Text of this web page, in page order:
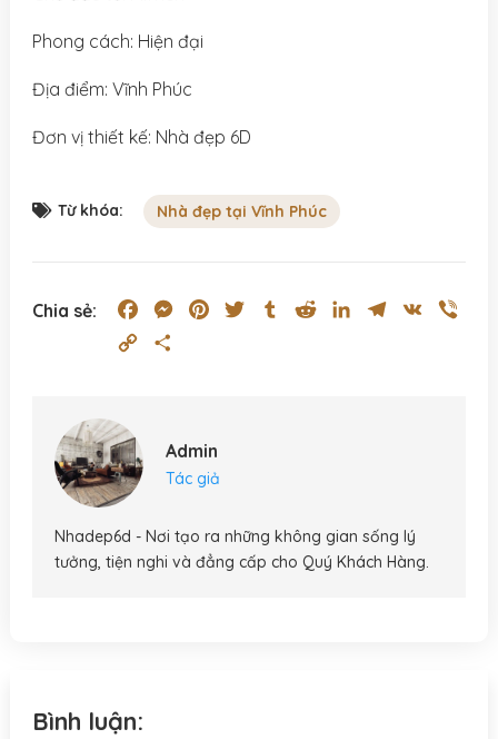
Phong cách: Hiện đại
Địa điểm: Vĩnh Phúc
Đơn vị thiết kế: Nhà đẹp 6D
Từ khóa: Nhà đẹp tại Vĩnh Phúc
Chia sẻ: FacebookMessenger
PinterestTwitterTumblrRedditLinkedInTelegram
VK
Copy
Admin
Tác giả
Nhadep6d - Nơi tạo ra những không gian sống lý
tưởng, tiện nghi và đẳng cấp cho Quý Khách Hàng.
Bình luận: